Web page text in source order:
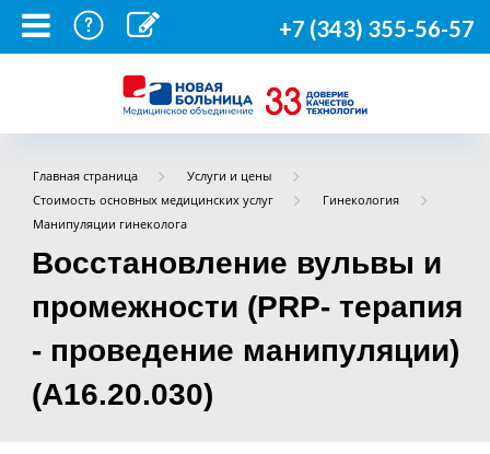
+7 (343) 355-56-57
Главная страница
Услуги и цены
Стоимость основных медицинских услуг
Гинекология
Манипуляции гинеколога
Восстановление вульвы и
промежности (PRP- терапия
- проведение манипуляции)
(A16.20.030)